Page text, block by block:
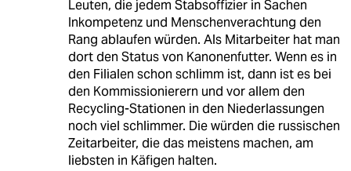
Leuten, die jedem Stabsoffizier in Sachen
Inkompetenz und Menschenverachtung den
Rang ablaufen würden. Als Mitarbeiter hat man
dort den Status von Kanonenfutter. Wenn es in
den Filialen schon schlimm ist, dann ist es bei
den Kommissionierern und vor allem den
Recycling-Stationen in den Niederlassungen
noch viel schlimmer. Die würden die russischen
Zeitarbeiter, die das meistens machen, am
liebsten in Käfigen halten.